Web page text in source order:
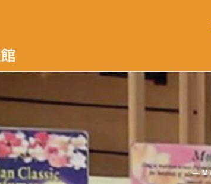
— M